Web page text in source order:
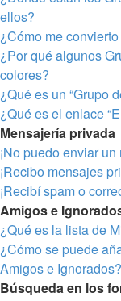
ellos?
¿Cómo me
¿Por qué algunos
colores?
¿Qué es un “Grupo
¿Qué es el enlace
Mensajería privada
¡No puedo enviar
¡Recibo mensajes
¡Recibí spam o
Amigos e
¿Qué es la lista de
¿Cómo se puede
Amigos e Ignorados?
Búsqueda en los